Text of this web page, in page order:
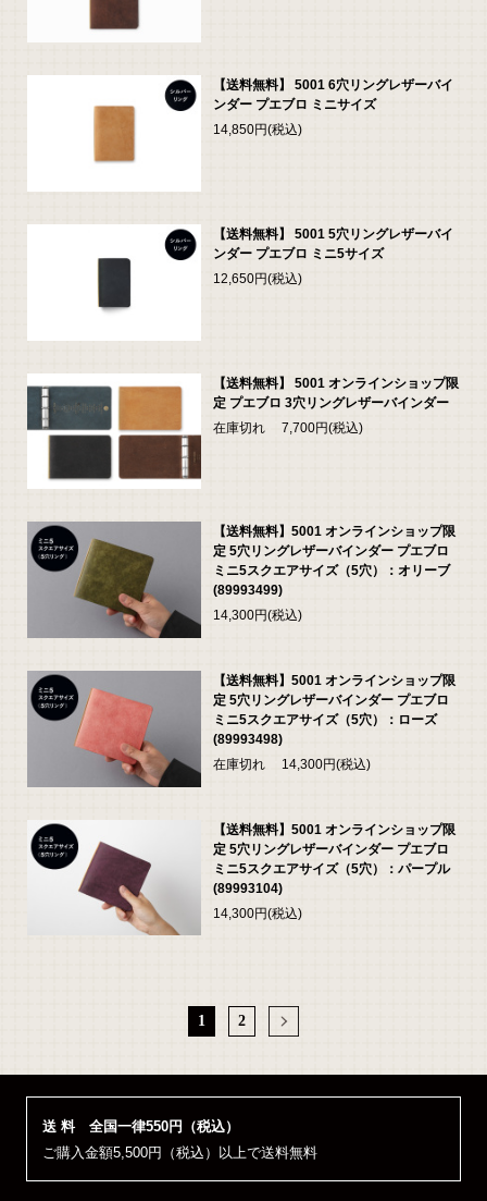
【送料無料】 5001 6穴リングレザーバイ
ンダー プエブロ ミニサイズ
14,850円(税込)
【送料無料】 5001 5穴リングレザーバイ
ンダー プエブロ ミニ5サイズ
12,650円(税込)
【送料無料】 5001 オンラインショップ限
定 プエブロ 3穴リングレザーバインダー
在庫切れ 7,700円(税込)
【送料無料】5001 オンラインショップ限
定 5穴リングレザーバインダー プエブロ
ミニ5スクエアサイズ（5穴）：オリーブ
(89993499)
14,300円(税込)
【送料無料】5001 オンラインショップ限
定 5穴リングレザーバインダー プエブロ
ミニ5スクエアサイズ（5穴）：ローズ
(89993498)
在庫切れ 14,300円(税込)
【送料無料】5001 オンラインショップ限
定 5穴リングレザーバインダー プエブロ
ミニ5スクエアサイズ（5穴）：パープル
(89993104)
14,300円(税込)
1 2
送 料 全国一律550円（税込）
ご購入金額5,500円（税込）以上で送料無料